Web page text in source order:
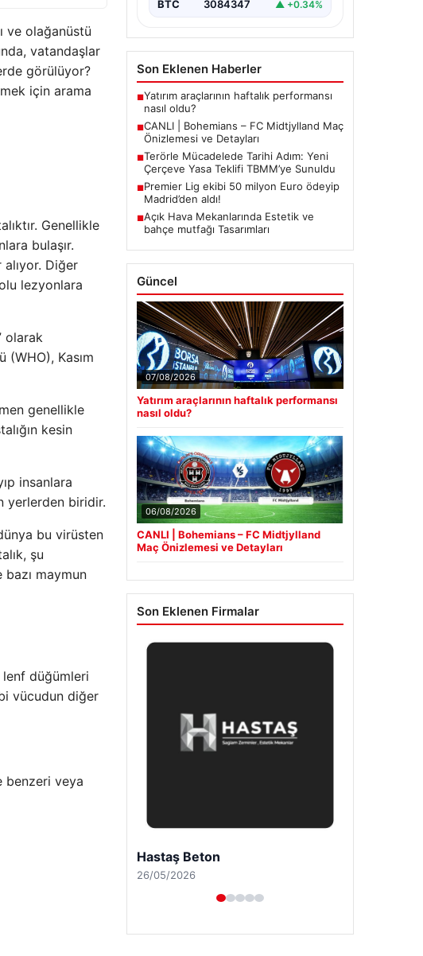
ve olağanüstü
vatandaşlar
görülüyor?
için arama
Genellikle
bulaşır.
alıyor. Diğer
lezyonlara
olarak
Kasım
genellikle
kesin
insanlara
yerlerden biridir.
bu virüsten
şu
maymun
lenf düğümleri
vücudun diğer
benzeri veya
BTC 3084347 ▲ +0.34%
Son Eklenen Haberler
■Yatırım araçlarının haftalık performansı
nasıl oldu?
■CANLI | Bohemians – FC Midtjylland Maç
Önizlemesi ve Detayları
■Terörle Mücadelede Tarihi Adım: Yeni
Çerçeve Yasa Teklifi TBMM’ye Sunuldu
■Premier Lig ekibi 50 milyon Euro ödeyip
Madrid’den aldı!
■Açık Hava Mekanlarında Estetik ve
bahçe mutfağı Tasarımları
Güncel
07/08/2026
Yatırım araçlarının haftalık performansı
nasıl oldu?
06/08/2026
CANLI | Bohemians – FC Midtjylland
Maç Önizlemesi ve Detayları
Son Eklenen Firmalar
Enes Kaplan Avukatlık Bürosu
28/04/2026